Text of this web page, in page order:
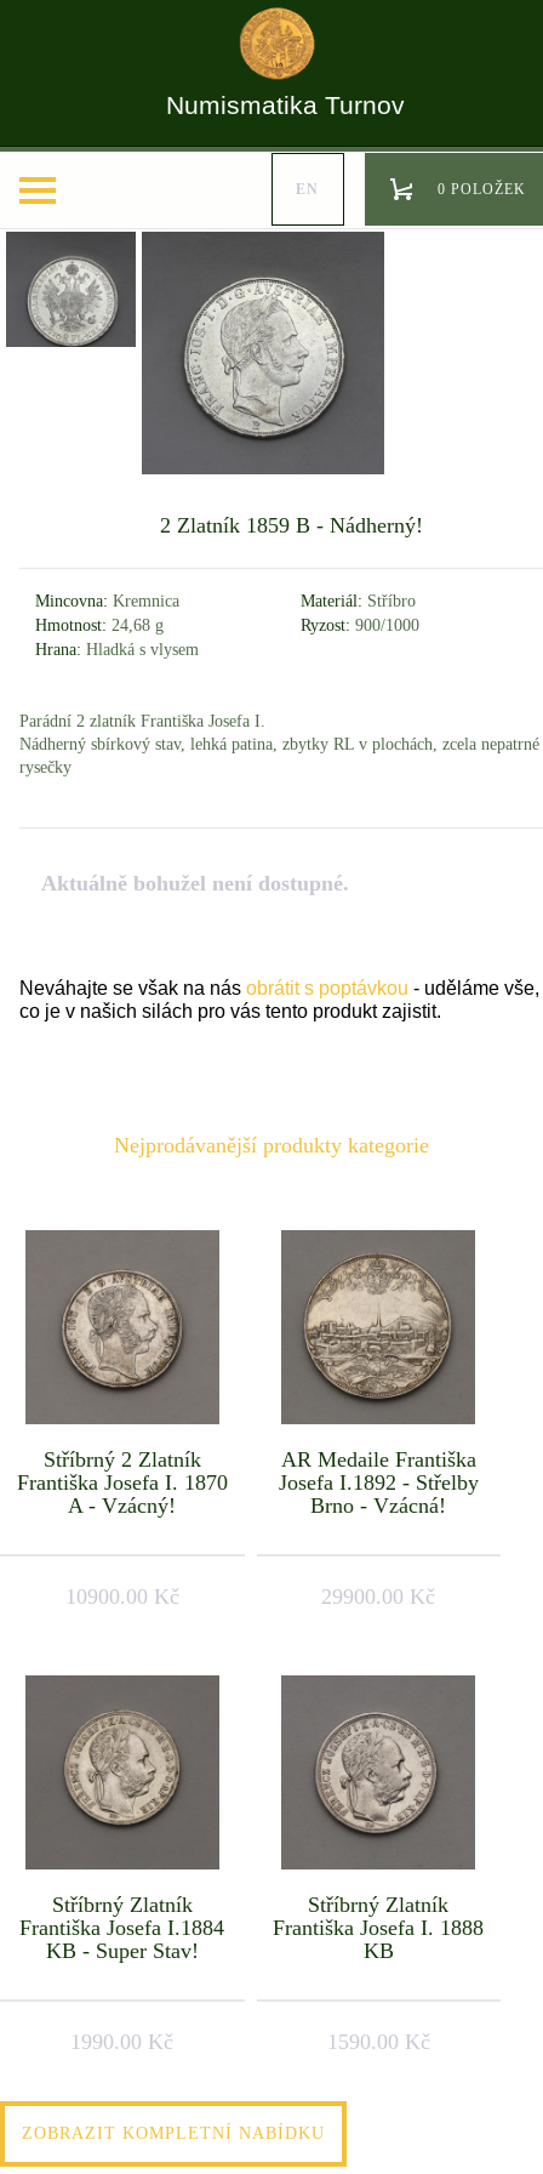
Numismatika Turnov
EN 0 POLOŽEK
2 Zlatník 1859 B - Nádherný!
Mincovna: Kremnica Materiál: Stříbro
Hmotnost: 24,68 g Ryzost: 900/1000
Hrana: Hladká s vlysem
Parádní 2 zlatník Františka Josefa I.
Nádherný sbírkový stav, lehká patina, zbytky RL v plochách, zcela nepatrné
rysečky
Aktuálně bohužel není dostupné.
Neváhajte se však na nás obrátit s poptávkou - uděláme vše,
co je v našich silách pro vás tento produkt zajistit.
Nejprodávanější produkty kategorie
Stříbrný 2 Zlatník
Františka Josefa I. 1870
A - Vzácný!
10900.00 Kč
AR Medaile Františka
Josefa I.1892 - Střelby
Brno - Vzácná!
29900.00 Kč
Stříbrný Zlatník
Františka Josefa I.1884
KB - Super Stav!
1990.00 Kč
Stříbrný Zlatník
Františka Josefa I. 1888
KB
1590.00 Kč
ZOBRAZIT KOMPLETNÍ NABÍDKU